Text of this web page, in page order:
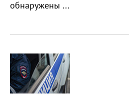
обнаружены ...